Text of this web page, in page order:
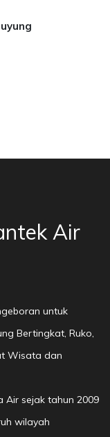
Air
untuk
Bertingkat, Ruko,
Wisata dan
Air sejak tahun 2009
wilayah